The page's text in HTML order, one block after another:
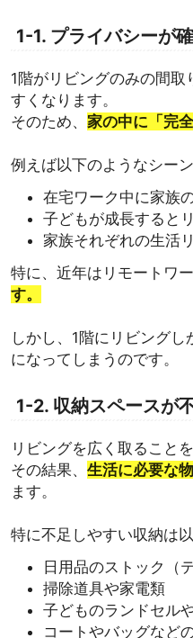
1-1. プライバシーが
1階がリビングのみの間
すくなります。
そのため、 家の中に「完
例えば以下のようなシー
在宅ワーク中に家族
子どもが成長すると
家族それぞれの生活
特に、近年はリモートワ
す。
しかし、1階にリビング
になってしまうのです。
1-2. 収納スペースが
リビングを広く取ること
その結果、 生活に必要な
ます。
特に不足しやすい収納は
日用品のストック（
掃除道具や家電類
子どものランドセル
コートやバッグなど